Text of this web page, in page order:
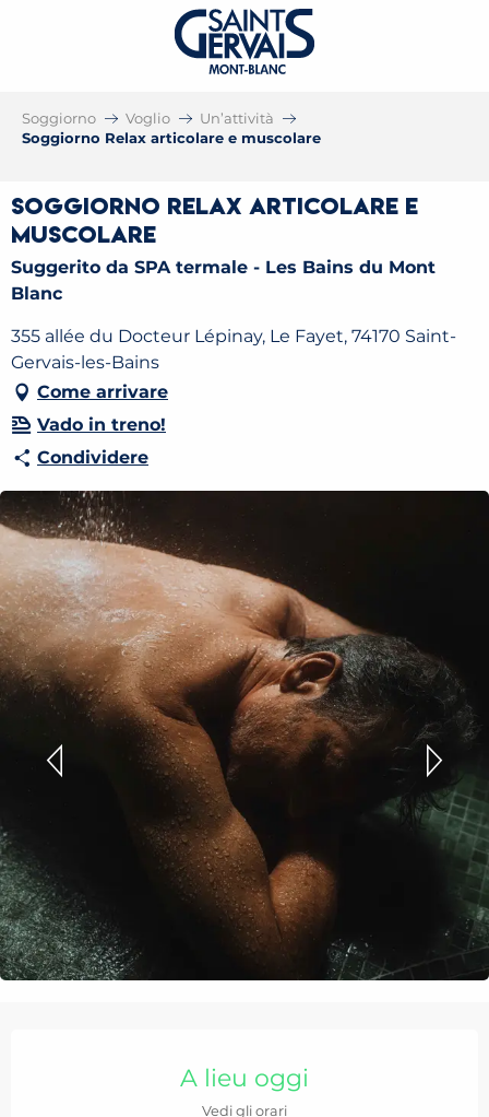
Soggiorno Voglio
Un’attività
Soggiorno Relax articolare e muscolare
Soggiorno Relax articolare e
muscolare
Suggerito da SPA termale - Les Bains du Mont
Blanc
355 allée du Docteur Lépinay, Le Fayet, 74170 Saint-
Gervais-les-Bains
Come arrivare
Vado in treno!
Condividere
A lieu oggi
Vedi gli orari